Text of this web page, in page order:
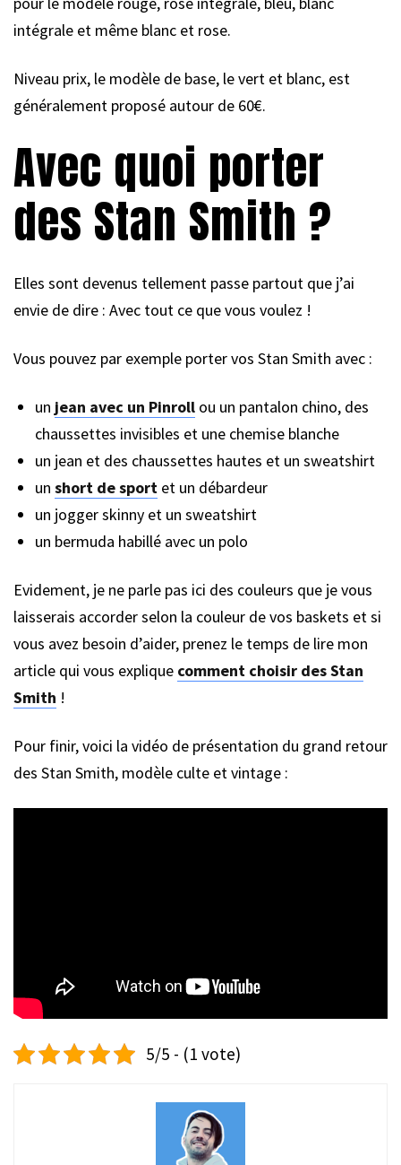
intégrale et même blanc et rose.
Niveau prix, le modèle de base, le vert et blanc, est
généralement proposé autour de 60€.
Avec quoi porter
des Stan Smith ?
Elles sont devenus tellement passe partout que j’ai
envie de dire : Avec tout ce que vous voulez !
Vous pouvez par exemple porter vos Stan Smith avec :
un jean avec un Pinroll ou un pantalon chino, des
chaussettes invisibles et une chemise blanche
un jean et des chaussettes hautes et un sweatshirt
un short de sport et un débardeur
un jogger skinny et un sweatshirt
un bermuda habillé avec un polo
Evidement, je ne parle pas ici des couleurs que je vous
laisserais accorder selon la couleur de vos baskets et si
vous avez besoin d’aider, prenez le temps de lire mon
article qui vous explique comment choisir des Stan
Smith !
Pour finir, voici la vidéo de présentation du grand retour
des Stan Smith, modèle culte et vintage :
5/5 - (1 vote)